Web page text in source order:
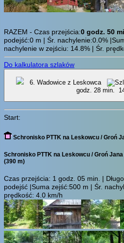
RAZEM - Czas przejścia:0 godz. 50
podejść:0 m | Śr. nachylenie:0.0%
nachylenie w zejściu: 14.8% | Śr.
Do kalkulatora szlaków
6. Wadowice z Leskowca
godz. 28 min.
Start:
Schronisko PTTK na Leskowcu / Groń
Schronisko PTTK na Leskowcu / Groń Jana
(390 m)
Czas przejścia: 1 godz. 05 min.
|
podejść |Suma zejść:500 m | Śr.
prędkość: 4.0 km/h